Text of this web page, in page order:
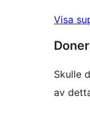
Visa
Skulle
av